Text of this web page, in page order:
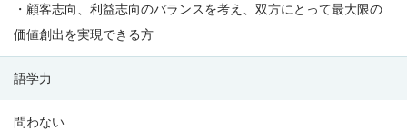
・顧客志向、利益志向のバランスを考え、双方にとって最大限の
価値創出を実現できる方
語学力
問わない